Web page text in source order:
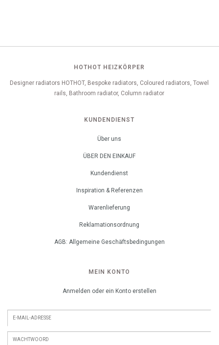
HOTHOT HEIZKÖRPER
Designer radiators HOTHOT, Bespoke radiators, Coloured radiators, Towel
rails, Bathroom radiator, Column radiator
KUNDENDIENST
Über uns
ÜBER DEN EINKAUF
Kundendienst
Inspiration & Referenzen
Warenlieferung
Reklamationsordnung
AGB: Allgemeine Geschäftsbedingungen
MEIN KONTO
Anmelden oder ein Konto erstellen